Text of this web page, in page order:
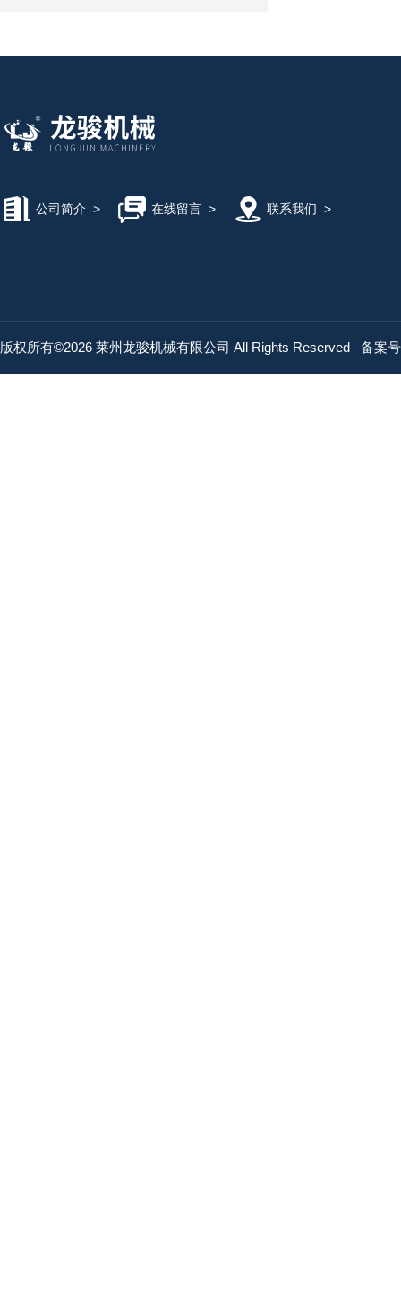
公司简介 > 在线留言> 联系我们 >
版权所有©2026 莱州龙骏机械有限公司 All Rights Reserved 备案